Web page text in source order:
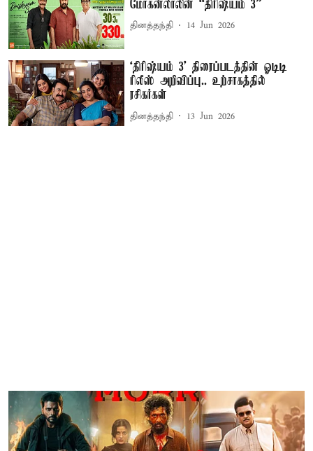
மோகன்லாலின் “திரிஷ்யம் 3”
தினத்தந்தி 14 Jun 2026
‘திரிஷ்யம் 3' திரைப்படத்தின் ஓடிடி
ரிலீஸ் அறிவிப்பு.. உற்சாகத்தில்
ரசிகர்கள்
தினத்தந்தி 13 Jun 2026